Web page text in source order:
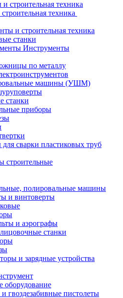
техника
и строительная техника
станки
Инструменты
по металлу
машины (УШМ)
станки
приборы
сварки пластиковых труб
строительные
полировальные машины
и винтоверты
и аэрографы
станки
и зарядные устройства
оборудование
гвоздезабивные пистолеты